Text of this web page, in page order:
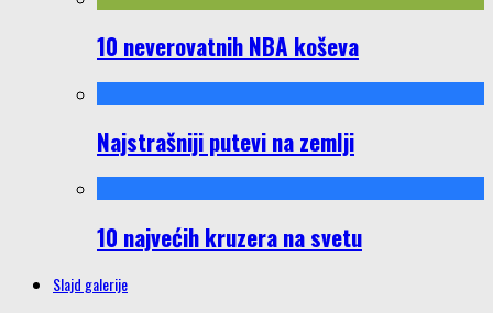
10 neverovatnih NBA koševa
Najstrašniji putevi na zemlji
10 najvećih kruzera na svetu
Slajd galerije